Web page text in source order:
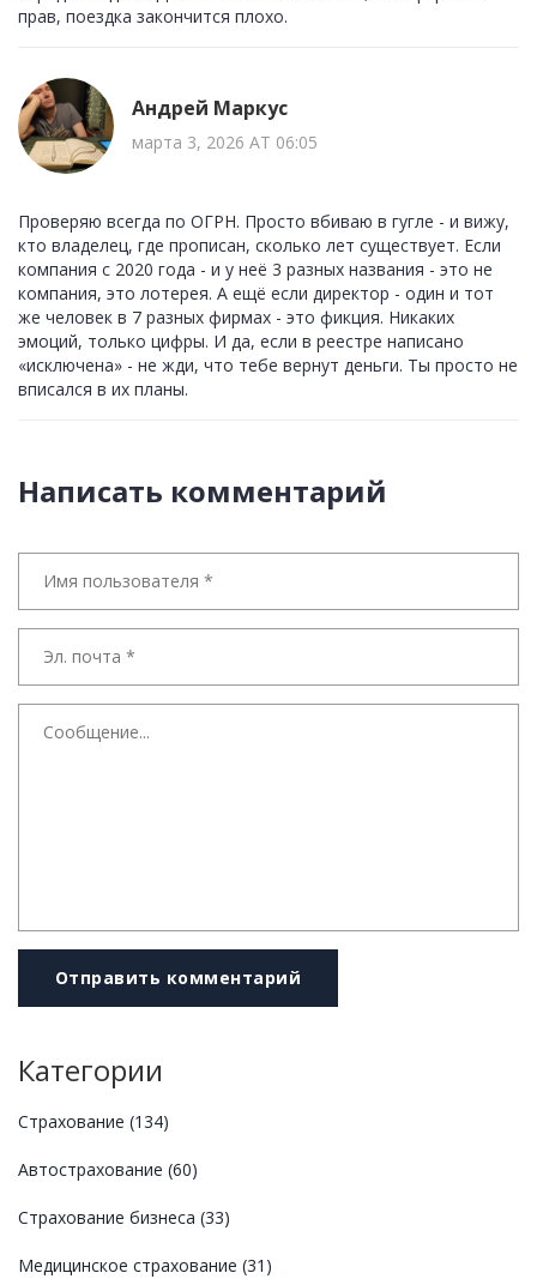
прав, поездка закончится плохо.
Андрей Маркус
марта 3, 2026 AT 06:05
Проверяю всегда по ОГРН. Просто вбиваю в гугле - и вижу,
кто владелец, где прописан, сколько лет существует. Если
компания с 2020 года - и у неё 3 разных названия - это не
компания, это лотерея. А ещё если директор - один и тот
же человек в 7 разных фирмах - это фикция. Никаких
эмоций, только цифры. И да, если в реестре написано
«исключена» - не жди, что тебе вернут деньги. Ты просто не
вписался в их планы.
Написать комментарий
Отправить комментарий
Категории
Страхование (134)
Автострахование (60)
Страхование бизнеса (33)
Медицинское страхование (31)